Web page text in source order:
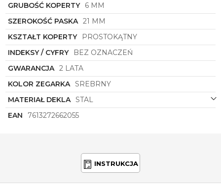
Prezentowany model z serii
poza podstawową funkcję wskazywania godzin,
stając się autonomicznym dodatkiem biżuteryjnym.
Monochromatyczna stylistyka sprawia, że zegarek
doskonale funkcjonuje zarówno w codziennych,
casualowych outfitach, jak i w roli eleganckiego
dopełnienia wieczorowych kreacji.
GRUBOŚĆ KOPERTY 6 MM
SZEROKOŚĆ PASKA 21 MM
KSZTAŁT KOPERTY
PROSTOKĄTNY
INDEKSY / CYFRY
BEZ OZNACZEŃ
GWARANCJA 2 LATA
KOLOR ZEGARKA SREBRNY
MATERIAŁ DEKLA STAL
EAN
7613272662055
INSTRUKCJA